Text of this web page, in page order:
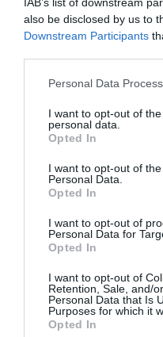
also be disclosed by us to
Downstream Participants
Personal Data
I want to opt-out of
personal data.
Opted In
I want to opt-out of
Personal Data.
Opted In
I want to opt-out of
Personal Data for
Opted In
I want to opt-out of
Retention, Sale, and/
Personal Data that Is
Purposes for which it
Opted In
Tuttavia, perché sia
ricevuta della
Il cittadino
Immigrazione e
permesso;